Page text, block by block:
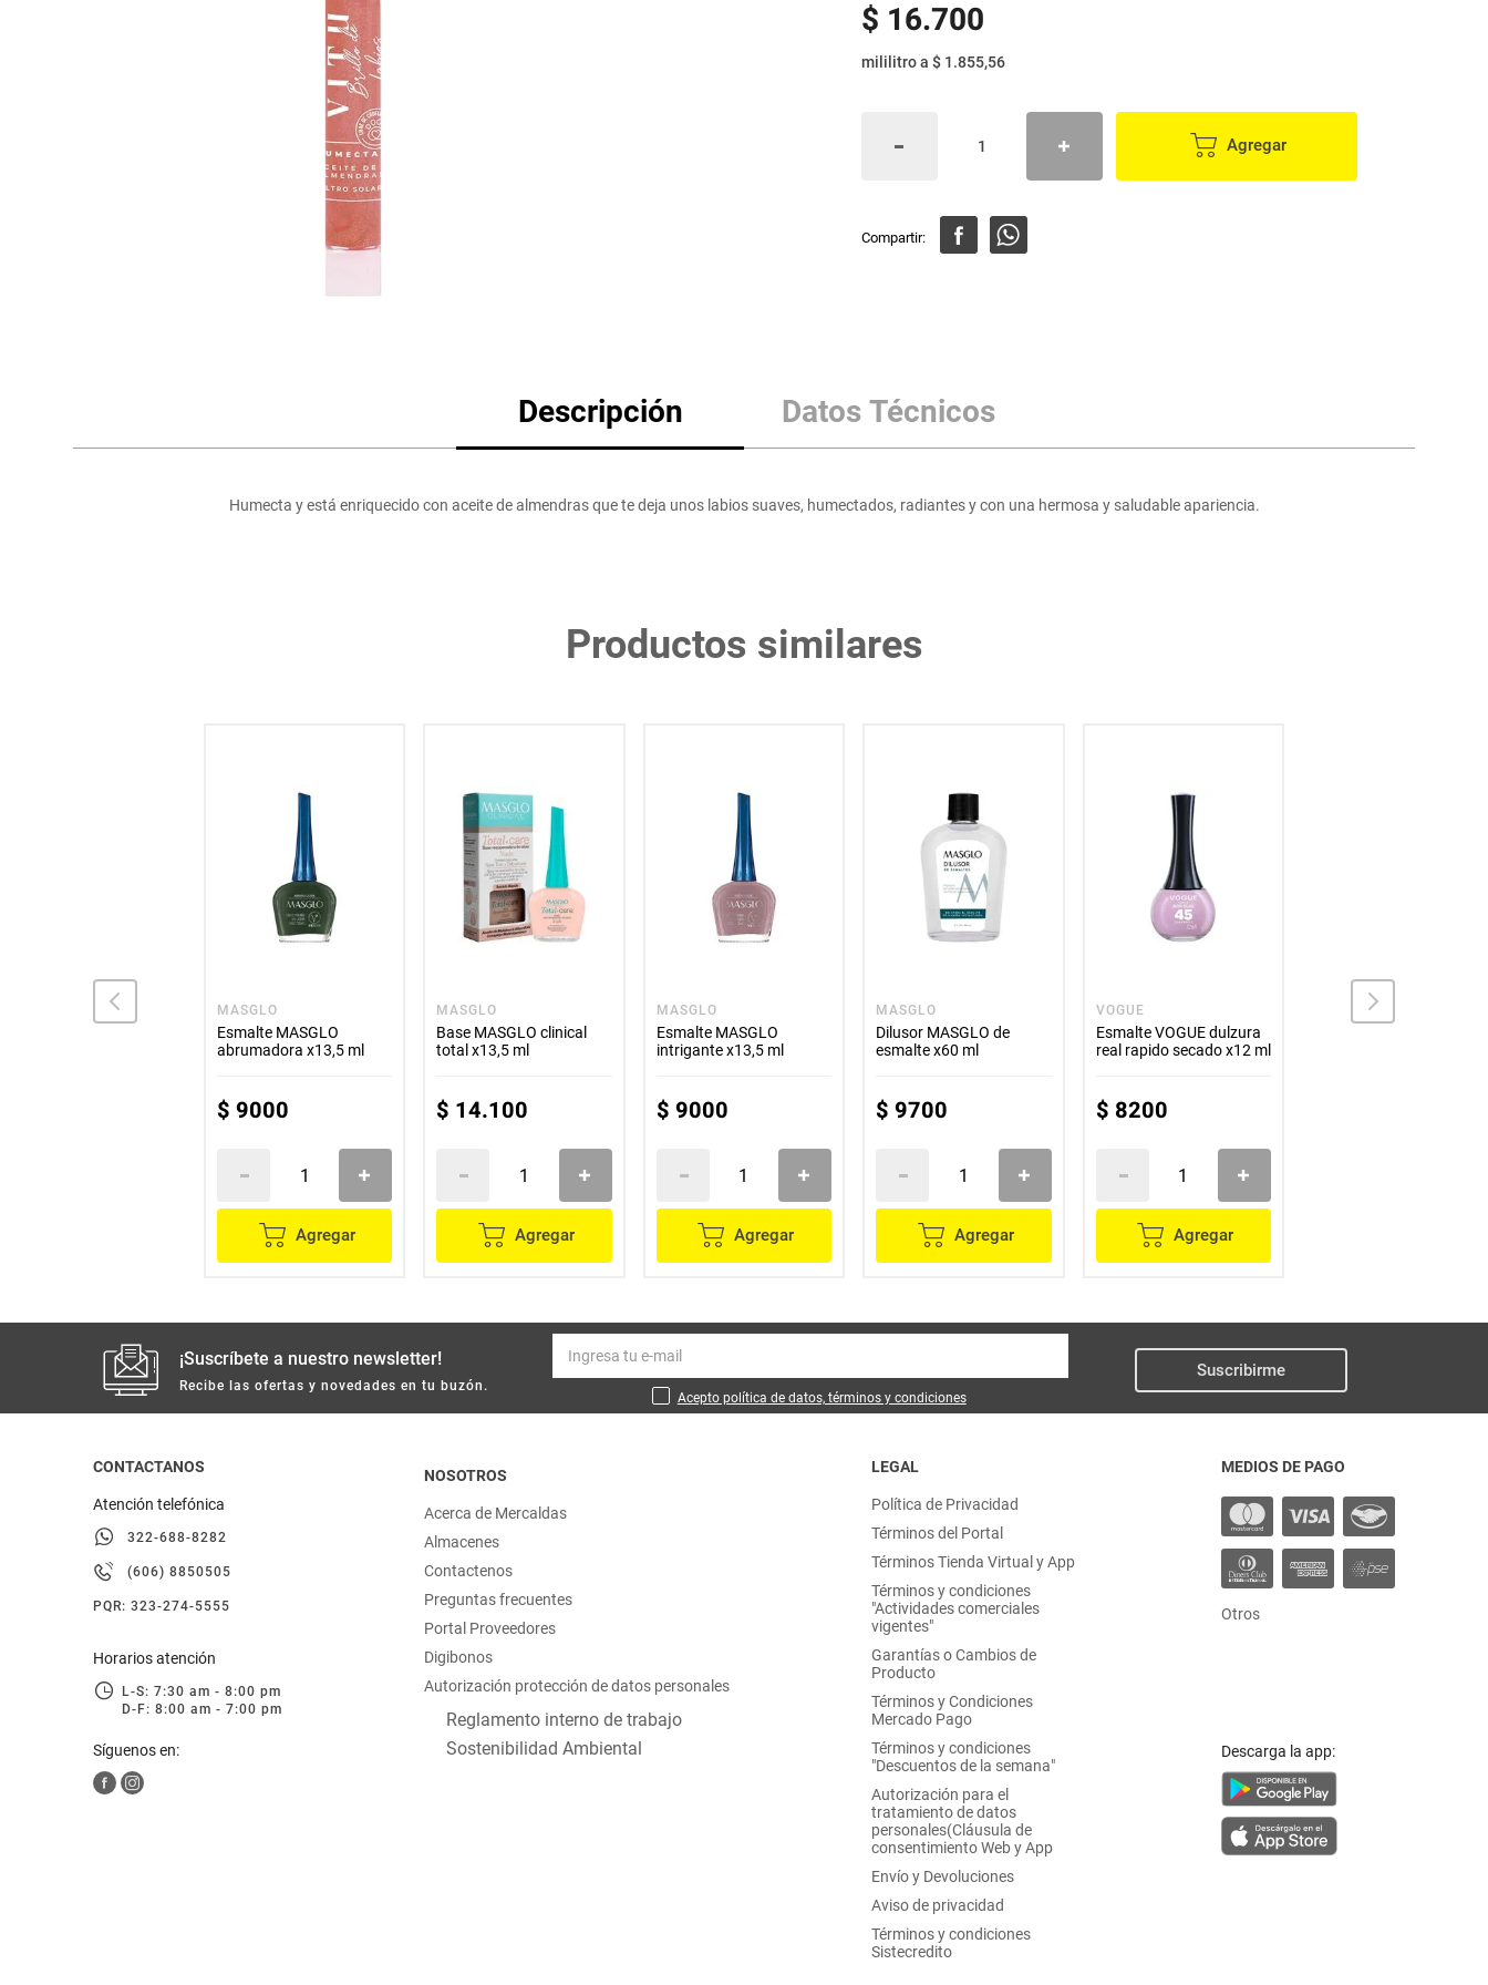
otros
$ 16.700
mililitroa $ 1.855,56
Agregar
Descripción Datos Técnicos
Humecta y está enriquecido con aceite de almendras que te deja unos labios suaves, humectados, radiantes y con una hermosa y saludable apariencia.
Productos similares
MASGLO
Esmalte MASGLO
abrumadora x13,5 ml
$ 9000
Agregar
MASGLO
Base MASGLO clinical
total x13,5 ml
$ 14.100
Agregar
MASGLO
Esmalte MASGLO
intrigante x13,5 ml
$ 9000
Agregar
MASGLO
Dilusor MASGLO de
esmalte x60 ml
$ 9700
Agregar
VOGUE
Esmalte VOGUE dulzura
real rapido secado x12 ml
$ 8200
Agregar
¡Suscríbete a nuestro newsletter!
Recibe las ofertas y novedades en tu buzón.
Acepto política de datos, términos y condiciones
Suscribirme
CONTACTANOS
Atención telefónica
322-688-8282
(606) 8850505
PQR: 323-274-5555
Horarios atención
L-S: 7:30 am - 8:00 pm
D-F: 8:00 am - 7:00 pm
Síguenos en:
NOSOTROS
Acerca de Mercaldas
Almacenes
Contactenos
Preguntas frecuentes
Portal Proveedores
Digibonos
Autorización protección de datos personales
Reglamento interno de trabajo
Sostenibilidad Ambiental
LEGAL
Política de Privacidad
Términos del Portal
Términos Tienda Virtual y App
Términos y condiciones
"Actividades comerciales
vigentes"
Garantías o Cambios de
Producto
Términos y Condiciones
Mercado Pago
Términos y condiciones
"Descuentos de la semana"
Autorización para el
tratamiento de datos
personales(Cláusula de
consentimiento Web y App
Envío y Devoluciones
Aviso de privacidad
Términos y condiciones
Sistecredito
MEDIOS DE PAGO
Otros
Descarga la app: